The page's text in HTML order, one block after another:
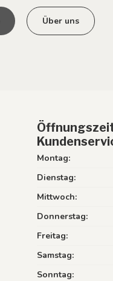
Über uns
Montag:
Dienstag:
Mittwoch:
Donnerstag:
Freitag:
Samstag:
Sonntag: